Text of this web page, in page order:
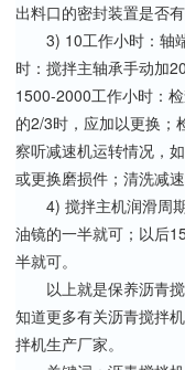
出料口的密封装置是否
3) 10工作小时：轴端
时：搅拌主轴承手动加
1500-2000工作小时：
的2/3时，应加以更换；
察听减速机运转情况，
或更换磨损件；清洗减速
4) 搅拌主机润滑周期
油镜的一半就可；以后
半就可。
以上就是保养沥青搅
知道更多有关沥青搅拌
拌机生产厂家。